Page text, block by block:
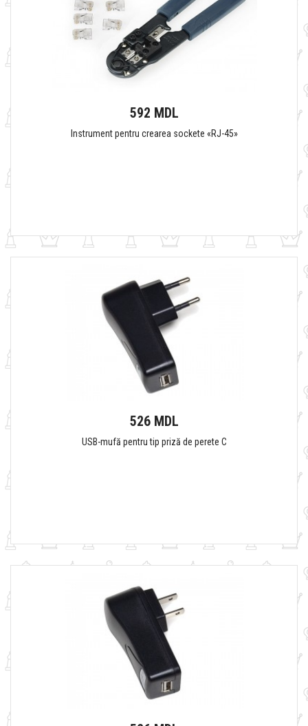
592 MDL
Instrument pentru crearea sockete «RJ-45»
526 MDL
USB-mufă pentru tip priză de perete C